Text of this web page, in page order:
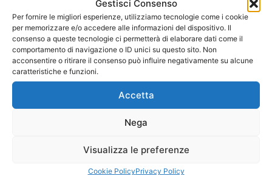
Gestisci Consenso
Per fornire le migliori esperienze, utilizziamo tecnologie come i cookie
per memorizzare e/o accedere alle informazioni del dispositivo. Il
consenso a queste tecnologie ci permetterà di elaborare dati come il
comportamento di navigazione o ID unici su questo sito. Non
acconsentire o ritirare il consenso può influire negativamente su alcune
caratteristiche e funzioni.
Accetta
Nega
Visualizza le preferenze
Cookie PolicyPrivacy Policy
Per chi parte da zero o vuole rinnovare la propria
immagine offriamosviluppo web,grafica e stampa
coordinata,SEO e campagne Google Adsper farti
trovare online, egestione dei social mediaper
costruire una community reale attorno al tuo brand.
Offriamo ancheassistenza ITcontinuativa, così non
devi preoccuparti degli aspetti tecnici.
Ti proponiamo un primo appuntamento gratuito,
per capire insieme da dove partire. Nessun vincolo,